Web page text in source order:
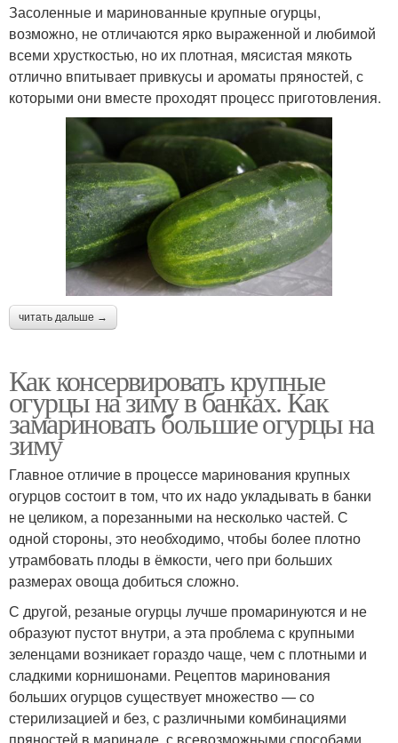
Засоленные и маринованные крупные огурцы,
возможно, не отличаются ярко выраженной и любимой
всеми хрусткостью, но их плотная, мясистая мякоть
отлично впитывает привкусы и ароматы пряностей, с
которыми они вместе проходят процесс приготовления.
читать дальше →
Как консервировать крупные
огурцы на зиму в банках. Как
замариновать большие огурцы на
зиму
Главное отличие в процессе маринования крупных
огурцов состоит в том, что их надо укладывать в банки
не целиком, а порезанными на несколько частей. С
одной стороны, это необходимо, чтобы более плотно
утрамбовать плоды в ёмкости, чего при больших
размерах овоща добиться сложно.
С другой, резаные огурцы лучше промаринуются и не
образуют пустот внутри, а эта проблема с крупными
зеленцами возникает гораздо чаще, чем с плотными и
сладкими корнишонами. Рецептов маринования
больших огурцов существует множество — со
стерилизацией и без, с различными комбинациями
пряностей в маринаде, с всевозможными способами